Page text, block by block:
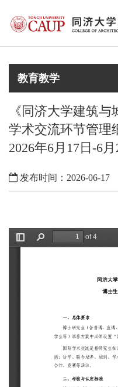
教育教学
《同济大学建筑
学术交流环节管理
2026年6月17日-6月
发布时间：2026-06-17